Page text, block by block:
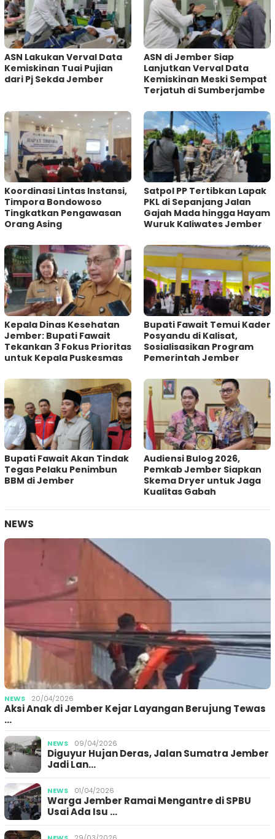
ASN Lakukan Verval Data
Kemiskinan Tuai Pujian
dari Pj Sekda Jember
ASN di Jember Siap
Lanjutkan Verval Data
Kemiskinan Meski Sempat
Terjatuh di Sumberjambe
Koordinasi Lintas Instansi,
Timpora Bondowoso
Tingkatkan Pengawasan
Orang Asing
Satpol PP Tertibkan Lapak
PKL di Sepanjang Jalan
Gajah Mada hingga Hayam
Wuruk Kaliwates Jember
Kepala Dinas Kesehatan
Jember: Bupati Fawait
Tekankan 3 Fokus Prioritas
untuk Kepala Puskesmas
Bupati Fawait Temui Kader
Posyandu di Kalisat,
Sosialisasikan Program
Pemerintah Jember
Bupati Fawait Akan Tindak
Tegas Pelaku Penimbun
BBM di Jember
Audiensi Bulog 2026,
Pemkab Jember Siapkan
Skema Dryer untuk Jaga
Kualitas Gabah
NEWS
NEWS 20/04/2026
Aksi Anak di Jember Kejar Layangan Berujung Tewas
…
NEWS 09/04/2026
Diguyur Hujan Deras, Jalan Sumatra Jember
Jadi Lan…
NEWS 01/04/2026
Warga Jember Ramai Mengantre di SPBU
Usai Ada Isu …